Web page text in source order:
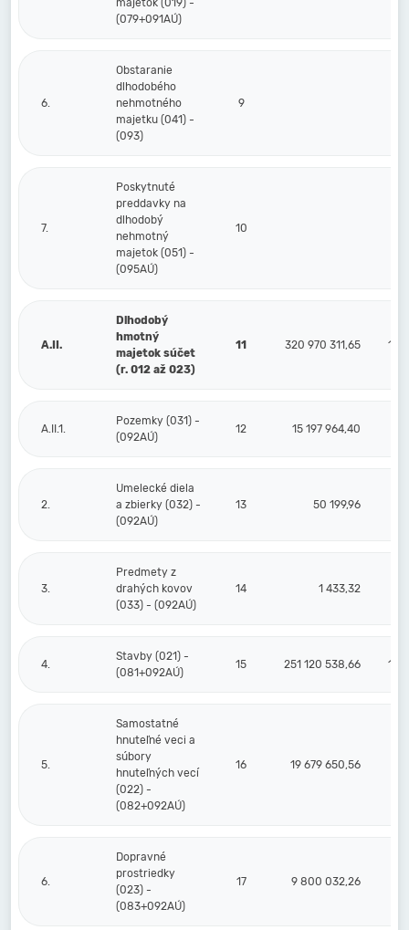
majetok (019) -
(079+091AÚ)
6.
Obstaranie
dlhodobého
nehmotného
majetku (041) -
(093)
9
7.
Poskytnuté
preddavky na
dlhodobý
nehmotný
majetok (051) -
(095AÚ)
10
A.II.
Dlhodobý
hmotný
majetok súčet
(r. 012 až 023)
11 320 970 311,65 142
A.II.1.
Pozemky (031) -
(092AÚ)
12 15 197 964,40
2.
Umelecké diela
a zbierky (032) -
(092AÚ)
13 50 199,96
3.
Predmety z
drahých kovov
(033) - (092AÚ)
14 1 433,32
4.
Stavby (021) -
(081+092AÚ)
15 251 120 538,66 119
5.
Samostatné
hnuteľné veci a
súbory
hnuteľných vecí
(022) -
(082+092AÚ)
16 19 679 650,56
6.
Dopravné
prostriedky
(023) -
(083+092AÚ)
17 9 800 032,26